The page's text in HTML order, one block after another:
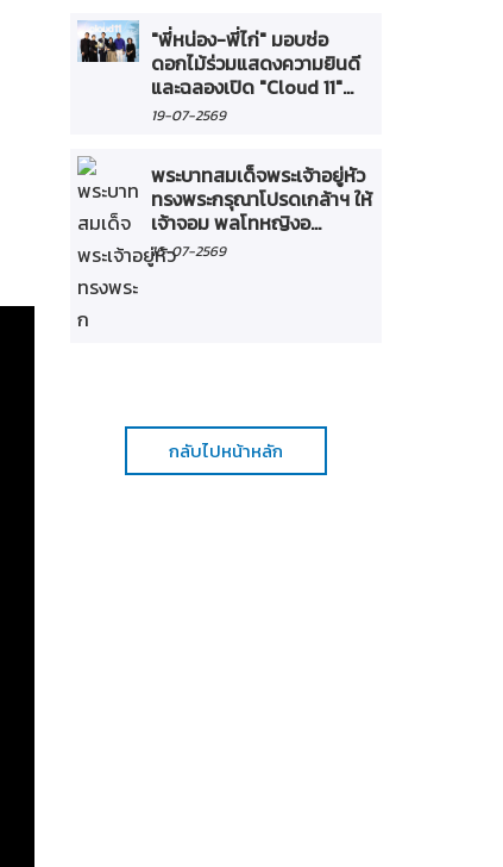
"พี่หน่อง-พี่ไก่" มอบช่อ
ดอกไม้ร่วมแสดงความยินดี
และฉลองเปิด "Cloud 11"...
19-07-2569
พระบาทสมเด็จพระเจ้าอยู่หัว
ทรงพระกรุณาโปรดเกล้าฯ ให้
เจ้าจอม พลโทหญิงอ...
16-07-2569
กลับไปหน้าหลัก